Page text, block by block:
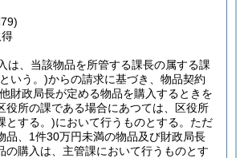
は、当該物品を所管する課長の属する課
いう。)からの請求に基づき、物品契約
財政局長が定める物品を購入するときを
役所の課である場合にあつては、区役所
とする。)において行うものとする。 ただ
品、1件30万円未満の物品及び財政局長
の購入は、主管課において行うものとす